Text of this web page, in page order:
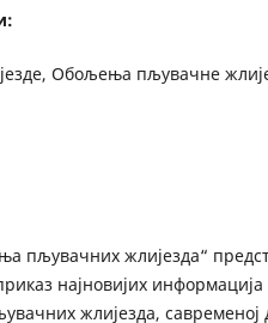
Обољења пљувачне
пљувачних жлијезда“
најновијих
жлијезда, савременој